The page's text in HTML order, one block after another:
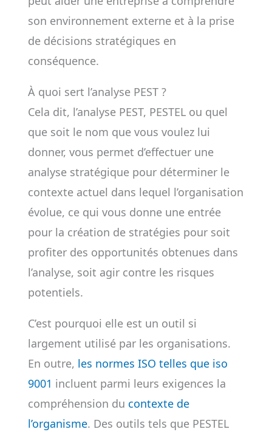
son environnement externe et à la prise
de décisions stratégiques en
conséquence.
À quoi sert l’analyse PEST ?
Cela dit, l’analyse PEST, PESTEL ou quel
que soit le nom que vous voulez lui
donner, vous permet d’effectuer une
analyse stratégique pour déterminer le
contexte actuel dans lequel l’organisation
évolue, ce qui vous donne une entrée
pour la création de stratégies pour soit
profiter des opportunités obtenues dans
l’analyse, soit agir contre les risques
potentiels.
C’est pourquoi elle est un outil si
largement utilisé par les organisations.
En outre, les normes ISO telles que iso
9001 incluent parmi leurs exigences la
compréhension du contexte de
l’organisme. Des outils tels que PESTEL